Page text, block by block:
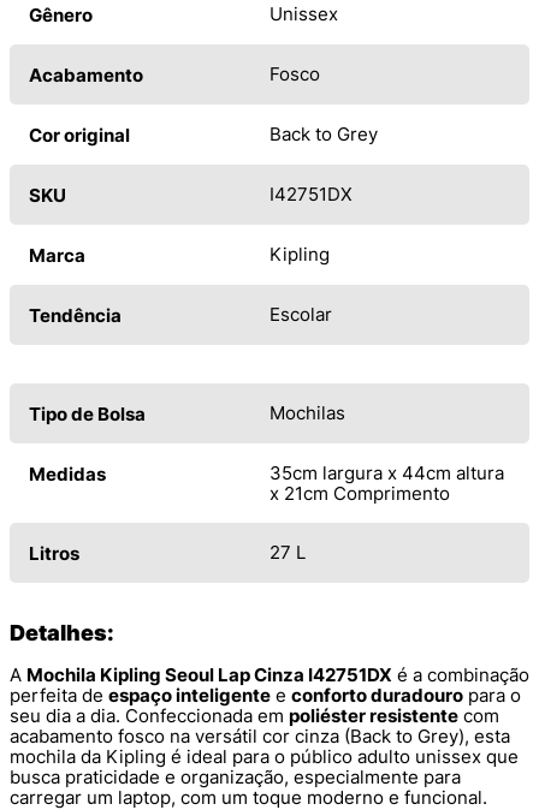
Gênero Unissex
Acabamento Fosco
Cor original Back to Grey
SKU I42751DX
Marca Kipling
Tendência Escolar
Tipo de Bolsa Mochilas
Medidas
35cm largura x 44cm altura
x 21cm Comprimento
Litros 27 L
Detalhes:
A Mochila Kipling Seoul Lap Cinza I42751DX é a combinação
perfeita de espaço inteligente e conforto duradouro para o
seu dia a dia. Confeccionada em poliéster resistente com
acabamento fosco na versátil cor cinza (Back to Grey), esta
mochila da Kipling é ideal para o público adulto unissex que
busca praticidade e organização, especialmente para
carregar um laptop, com um toque moderno e funcional.